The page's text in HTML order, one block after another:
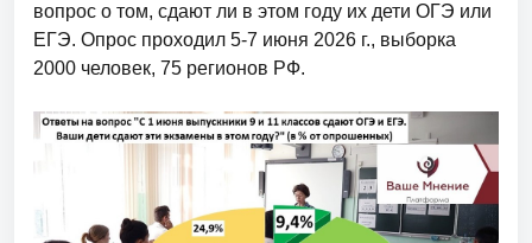
вопрос о том, сдают ли в этом году их дети ОГЭ или
ЕГЭ. Опрос проходил 5-7 июня 2026 г., выборка
2000 человек, 75 регионов РФ.